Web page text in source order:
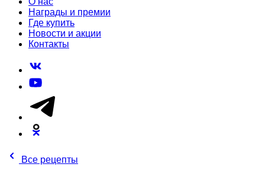
Награды и премии
Где купить
Новости и акции
Контакты
Все рецепты